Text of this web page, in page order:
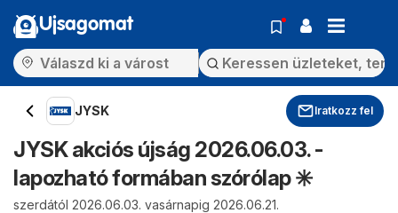
Ujsagomat
JYSK Iratkozz fel
JYSK akciós újság 2026.06.03. -
lapozható formában szórólap ✳️
szerdától 2026.06.03. vasárnapig 2026.06.21.